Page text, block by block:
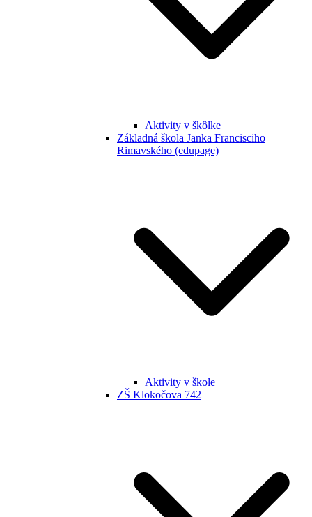
Aktivity v škôlke
Základná škola Janka Francisciho
Rimavského (edupage)
Aktivity v škole
ZŠ Klokočova 742